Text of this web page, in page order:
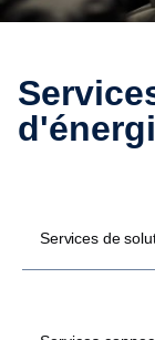
Services de solutions
Services de